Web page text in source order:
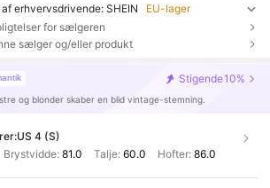
erhvervsdrivende: SHEIN
EU-lager
for sælgeren
sælger og/eller produkt
Stigende10%
og blonder skaber en blid vintage-stemning.
US 4 (S)
Brystvidde:81.0 Talje: 60.0 Hofter: 86.0